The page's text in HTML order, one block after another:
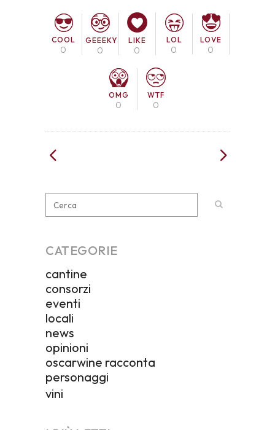
COOL
0
GEEEKY
0
LIKE
0
LOL
0
LOVE
0
OMG
0
WTF
0
CATEGORIE
cantine
consorzi
eventi
locali
news
opinioni
oscarwine racconta
personaggi
vini